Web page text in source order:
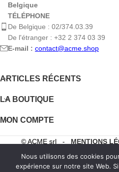
Belgique
TÉLÉPHONE
De Belgique : 02/374.03.39
De l'étranger : +32 2 374 03 39
E-mail : contact@acme.shop
ARTICLES RÉCENTS
LA BOUTIQUE
MON COMPTE
© ACME srl - MENTIONS
GÉNÉRALES
Nous utilisons des cookies
expérience sur notre site Web.